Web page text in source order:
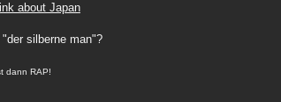
about Japan
silberne man"?
dann RAP!